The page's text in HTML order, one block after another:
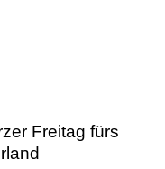
Freitag fürs